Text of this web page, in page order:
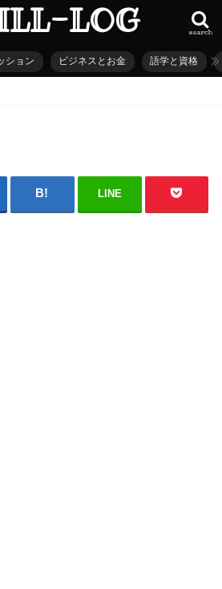
LOG search
ション ビジネスとお金 語学と資格
LINE